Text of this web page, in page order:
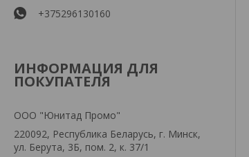
+375296130160
ИНФОРМАЦИЯ ДЛЯ
ПОКУПАТЕЛЯ
OOO "Юнитад Промо"
220092, Республика Беларусь, г. Минск,
ул. Берута, 3Б, пом. 2, к. 37/1